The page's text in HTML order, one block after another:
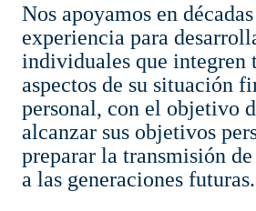
Nos apoyamos en
experiencia para
individuales que integren
aspectos de su situación
personal, con el objetivo
alcanzar sus objetivos
preparar la transmisión
a las generaciones futuras.